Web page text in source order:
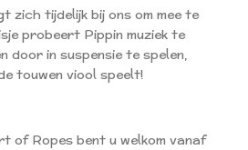
zich tijdelijk bij ons om mee te
probeert Pippin muziek te
door in suspensie te spelen,
touwen viool speelt!
of Ropes bent u welkom vanaf